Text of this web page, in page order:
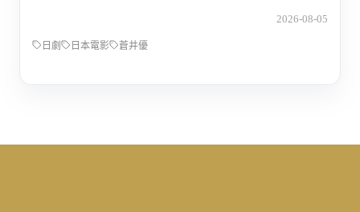
2026-08-05
日劇 日本電影 蒼井優